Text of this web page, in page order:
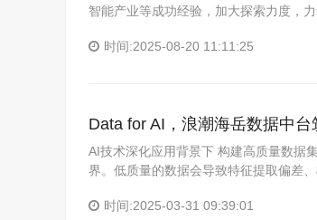
智能产业等成功经验，加大探索力度，
时间:2025-08-20 11:11:25
Data for AI，浪潮海岳数据中
AI技术深化应用背景下 构建高质量数据
界。低质量的数据会导致特征提取偏差
时间:2025-03-31 09:39:01